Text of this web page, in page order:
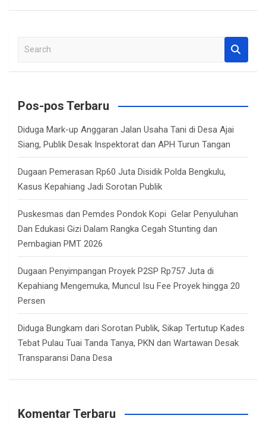
a
c
Pos-pos Terbaru
Diduga Mark-up Anggaran Jalan Usaha Tani di Desa Ajai
Siang, Publik Desak Inspektorat dan APH Turun Tangan
Dugaan Pemerasan Rp60 Juta Disidik Polda Bengkulu,
Kasus Kepahiang Jadi Sorotan Publik
Puskesmas dan Pemdes Pondok Kopi Gelar Penyuluhan
Dan Edukasi Gizi Dalam Rangka Cegah Stunting dan
Pembagian PMT 2026
Dugaan Penyimpangan Proyek P2SP Rp757 Juta di
Kepahiang Mengemuka, Muncul Isu Fee Proyek hingga 20
Persen
Diduga Bungkam dari Sorotan Publik, Sikap Tertutup Kades
Tebat Pulau Tuai Tanda Tanya, PKN dan Wartawan Desak
Transparansi Dana Desa
Komentar Terbaru